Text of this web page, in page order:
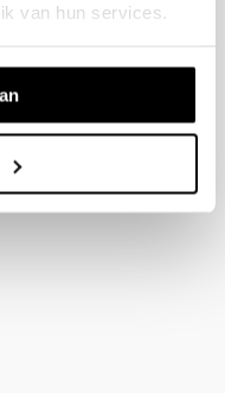
van hun services.